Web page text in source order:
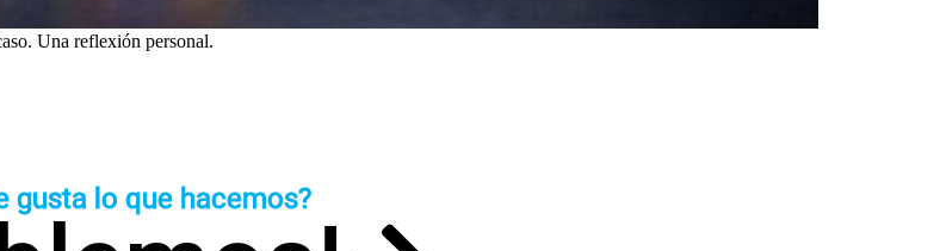
Una reflexión personal.
gusta lo que hacemos?